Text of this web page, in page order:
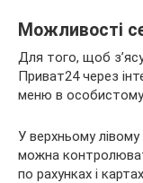
Можливості
Для того, щоб
Приват24 через
меню в особистому
У верхньому лівому
можна
по рахунках і